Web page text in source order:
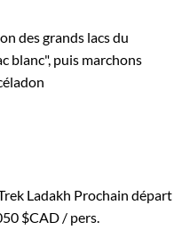
des grands lacs du
blanc", puis marchons
Ladakh Prochain départ
$CAD / pers.